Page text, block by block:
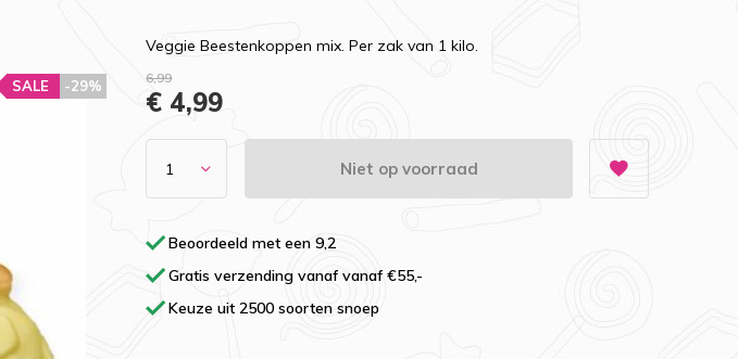
-29%
SALE
Veggie Beestenkoppen mix. Per zak van 1 kilo.
6,99
€ 4,99
Niet op voorraad
Beoordeeld met een 9,2
Gratis verzending vanaf vanaf €55,-
Keuze uit 2500 soorten snoep